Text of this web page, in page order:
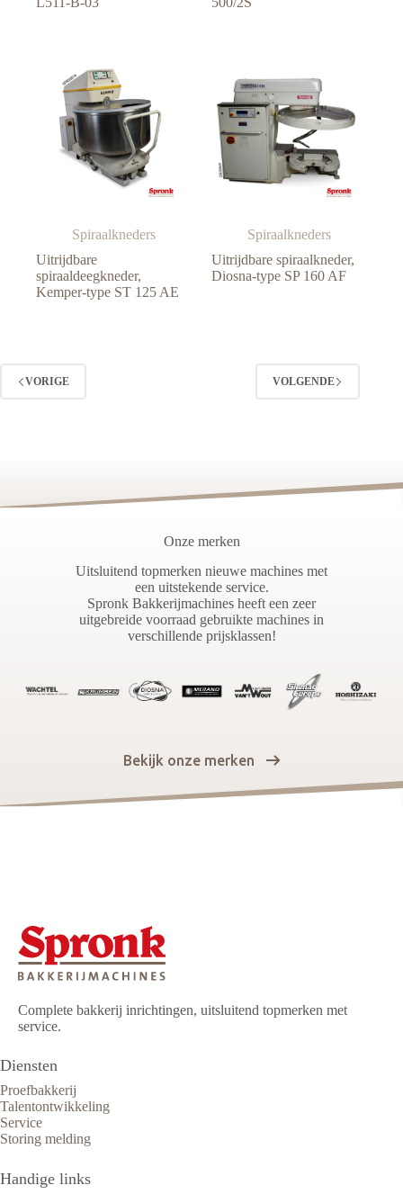
Spiraalkneders
Uitrijdbare
spiraaldeegkneder,
Kemper-type ST 125 AE
Spiraalkneders
Uitrijdbare spiraalkneder,
Diosna-type SP 160 AF
VORIGE VOLGENDE
Onze merken
Uitsluitend topmerken nieuwe machines met
een uitstekende service.
Spronk Bakkerijmachines heeft een zeer
uitgebreide voorraad gebruikte machines in
verschillende prijsklassen!
Bekijk onze merken
Complete bakkerij inrichtingen, uitsluitend topmerken met
service.
Diensten
Proefbakkerij
Talentontwikkeling
Service
Storing melding
Handige links